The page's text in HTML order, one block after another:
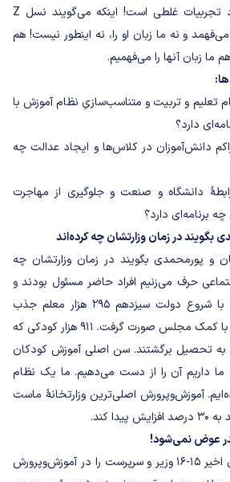
بقیه مسائل حل نمی‌شود تجربیات غلطی است! اینکه می‌گویند نسل Z
و نه ما زبان او را، نه اینطور نیست! هم
ما زبان آنها را می‌فهمیم.
تعلیم و تربیت و متناسب‌سازیِ نظام آموزش با
دارد؟
دانش‌آموزان در کلاس‌ها و ایجاد عدالت چه
دانشگاه و صنعت و جلوگیری از مهاجرت
برنامه‌ای دارد؟
بگویند در زمان وزارتشان چه کرده‌اند
و پورمحمدی بگویند در زمان وزارتشان چه
حرف می‌زنیم افراد حاضر مسئول بودند و
باید بگویند چه کرده‌اند؟ با شروع دولت سیزدهم ۲۹۵ هزار معلم جذب
شده‌اند. رتبه‌بندی معلمان با کمک مجلس صورت گرفت. ۹۱۱ هزار کودکی که
به تحصیل برگشتند. سن اصلی آموزش کودکان
که ما داریم آن را از دست می‌دهیم. ما یک نظام
آموزش‌و‌پرورش اصلی‌ترین وزارتخانهٔ ماست
عوض نمی‌شود!
ما در ۱۵-۱۶ سال اخیر ۱۵-۱۶ وزیر و سرپرست را در آموزش‌وپرورش